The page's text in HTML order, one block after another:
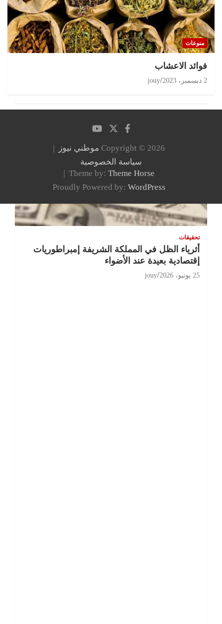
تحقيقات
أثرياء الظل في المملكة الشريفة إمبراطوريات
إقتصادية بعيدة عند الأضواء
25 يونيو، 2026 jouy
منوعات
‏فوائد الاعشاب
2 ديسمبر، 2023 jouy
Copyright © 2026 موطني نيوز
سياسة الخصوصية
Theme by: Theme Horse
Proudly Powered by: WordPress